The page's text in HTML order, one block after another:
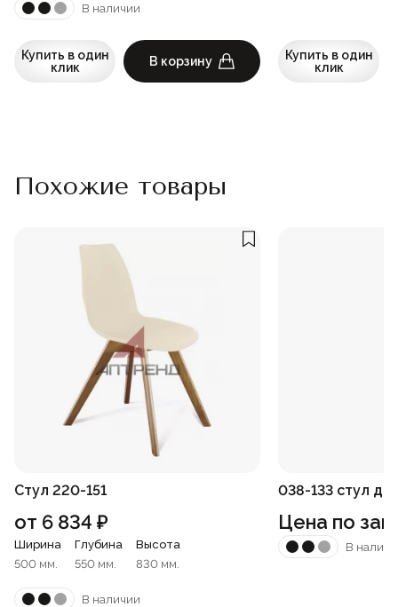
В наличии
Купить в один
клик
В корзину
Купить в один
клик
Похожие товары
Стул 220-151
от 6 834 ₽
Ширина
500 мм.
Глубина
550 мм.
Высота
830 мм.
В наличии
038-133 стул
Цена по
В